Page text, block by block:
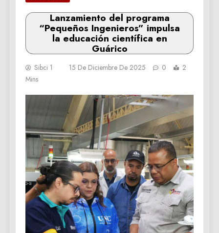
Lanzamiento del programa
“Pequeños Ingenieros” impulsa
la educación científica en
Guárico
Sibci 1 15 De Diciembre De 2025 0
2
Mins